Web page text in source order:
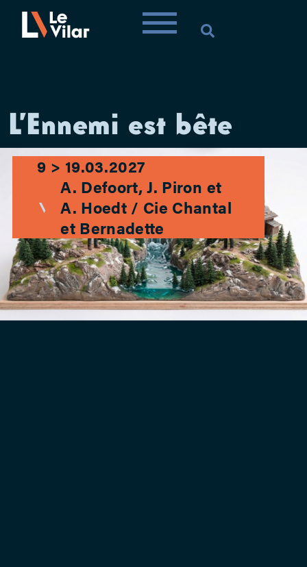
L’Ennemi est bête
9 > 19.03.2027
A. Defoort, J. Piron et
A. Hoedt / Cie Chantal
et Bernadette